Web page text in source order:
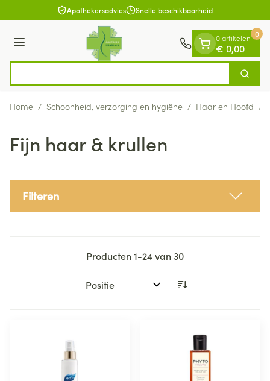
Ga naar de inhoudApothekersadvies Snelle beschikbaarheid
Menu
Zoek
0 artikelen
€ 0,00
0
Home / Schoonheid, verzorging en hygiëne / Haar en Hoofd /
Fijn haar & krullen
Filteren
Producten1-24van30
Sorteer op: